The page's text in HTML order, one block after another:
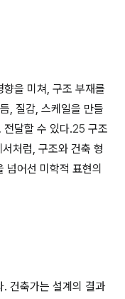
을 미쳐, 구조 부재를
, 질감, 스케일을 만들
전달할 수 있다.25 구조
처럼, 구조와 건축 형
넘어선 미학적 표현의
건축가는 설계의 결과